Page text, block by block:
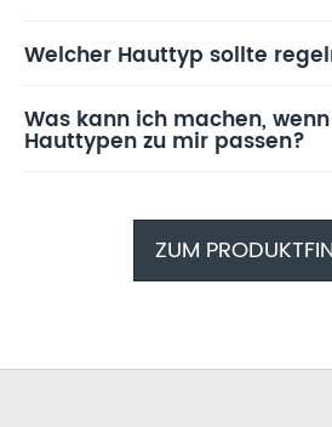
Welcher Hauttyp sollte
Was kann ich machen,
Hauttypen zu mir passen?
ZUM